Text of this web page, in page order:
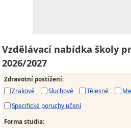
Vzdělávací nabídka školy
2026/2027
Zdravotní postižení:
Zrakové
Sluchové Tělesné
Specifické poruchy učení
Forma studia: